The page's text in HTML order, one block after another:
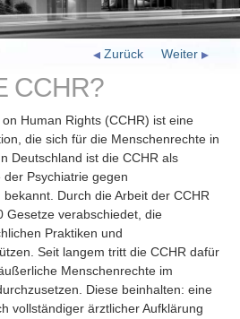
Weiter
Zurück
CCHR?
Human Rights (CCHR) ist eine
die sich für die Menschenrechte in
Deutschland ist die CCHR als
Psychiatrie gegen
Durch die Arbeit der CCHR
Gesetze verabschiedet, die
Praktiken und
Seit langem tritt die CCHR dafür
Menschenrechte im
Diese beinhalten: eine
vollständiger ärztlicher Aufklärung